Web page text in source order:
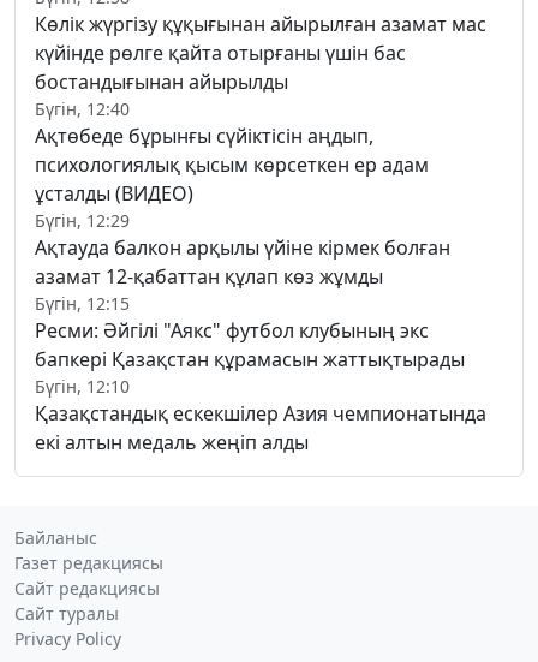
Көлік жүргізу құқығынан айырылған азамат мас
күйінде рөлге қайта отырғаны үшін бас
бостандығынан айырылды
Бүгін, 12:40
Ақтөбеде бұрынғы сүйіктісін аңдып,
психологиялық қысым көрсеткен ер адам
ұсталды (ВИДЕО)
Бүгін, 12:29
Ақтауда балкон арқылы үйіне кірмек болған
азамат 12-қабаттан құлап көз жұмды
Бүгін, 12:15
Ресми: Әйгілі "Аякс" футбол клубының экс
бапкері Қазақстан құрамасын жаттықтырады
Бүгін, 12:10
Қазақстандық ескекшілер Азия чемпионатында
екі алтын медаль жеңіп алды
Байланыс
Газет редакциясы
Сайт редакциясы
Сайт туралы
Privacy Policy